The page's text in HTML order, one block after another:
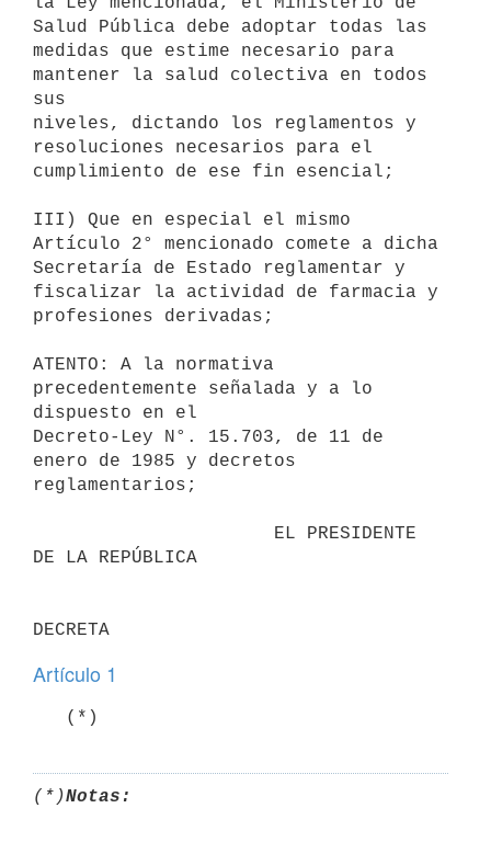
Salud Pública debe adoptar todas las
medidas que estime necesario para
mantener la salud colectiva en todos
sus
niveles, dictando los reglamentos y
resoluciones necesarios para el
cumplimiento de ese fin esencial;
III) Que en especial el mismo
Artículo 2° mencionado comete a dicha
Secretaría de Estado reglamentar y
fiscalizar la actividad de farmacia y
profesiones derivadas;
ATENTO: A la normativa
precedentemente señalada y a lo
dispuesto en el
Decreto-Ley N°. 15.703, de 11 de
enero de 1985 y decretos
reglamentarios;
DE LA REPÚBLICA
Artículo 1
   (*)
(*)Notas: